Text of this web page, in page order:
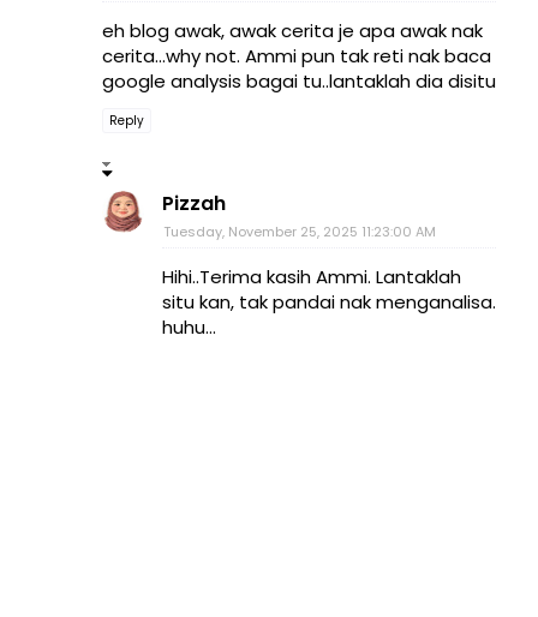
eh blog awak, awak cerita je apa awak nak
cerita...why not. Ammi pun tak reti nak baca
google analysis bagai tu..lantaklah dia disitu
Reply
Pizzah
Tuesday, November 25, 2025 11:23:00 AM
Hihi..Terima kasih Ammi. Lantaklah
situ kan, tak pandai nak menganalisa.
huhu...